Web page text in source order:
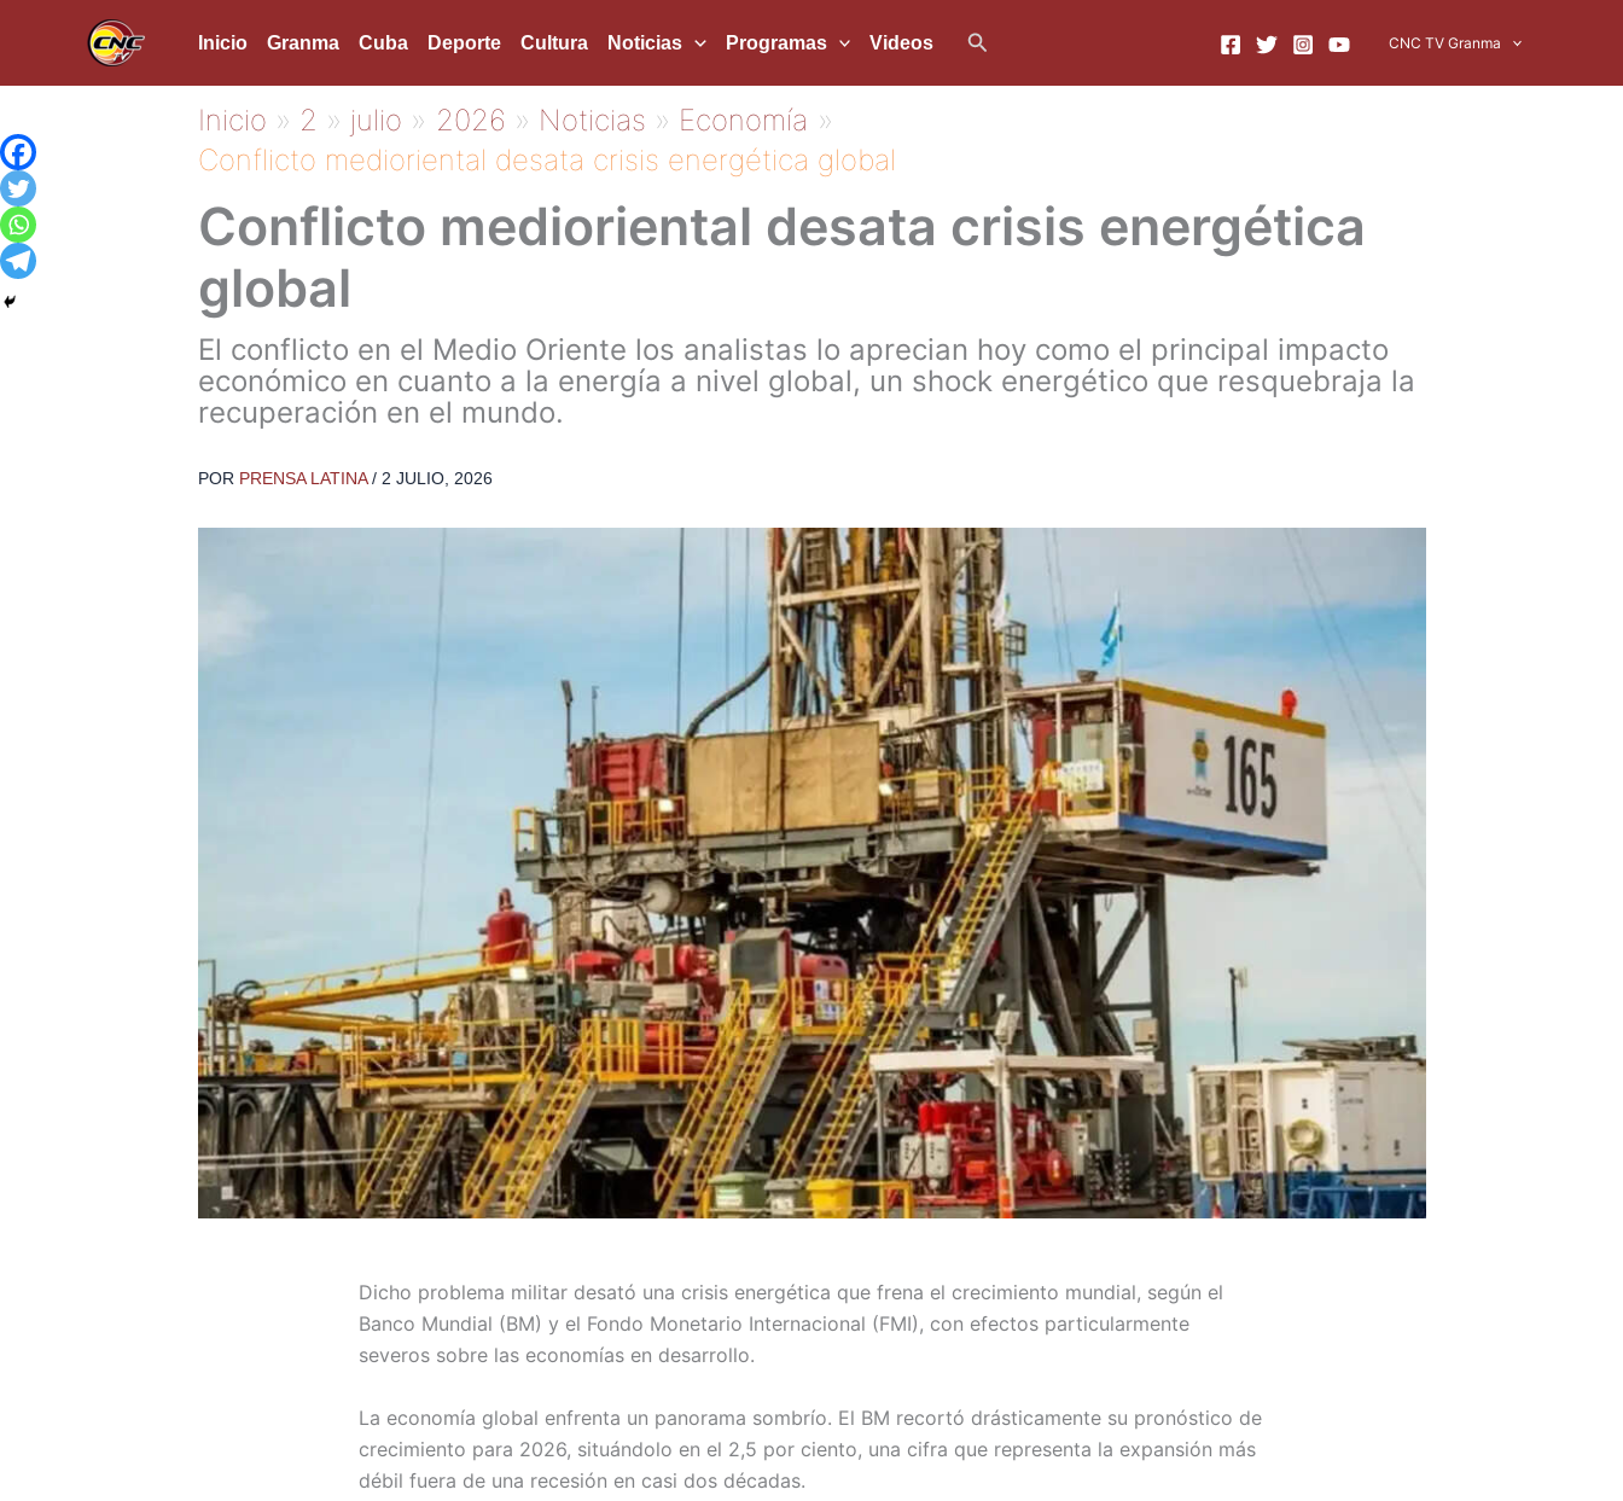
Inicio Granma Cuba Deporte Cultura Noticias Programas Videos Buscar CNC TV Granma
Inicio 2 julio 2026 Noticias
Economía
Conflicto medioriental desata crisis energética global
Conflicto medioriental desata crisis energética
global
El conflicto en el Medio Oriente los analistas lo aprecian hoy como el principal impacto
económico en cuanto a la energía a nivel global, un shock energético que resquebraja la
recuperación en el mundo.
POR PRENSA LATINA/ 2 JULIO, 2026
Dicho problema militar desató una crisis energética que frena el crecimiento mundial, según el
Banco Mundial (BM) y el Fondo Monetario Internacional (FMI), con efectos particularmente
severos sobre las economías en desarrollo.
La economía global enfrenta un panorama sombrío. El BM recortó drásticamente su pronóstico de
crecimiento para 2026, situándolo en el 2,5 por ciento, una cifra que representa la expansión más
débil fuera de una recesión en casi dos décadas.